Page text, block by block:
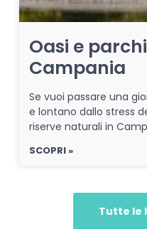
Oasi e
Campania
Se vuoi passare una
e lontano dallo stress
riserve naturali in
SCOPRI »
Tutte le